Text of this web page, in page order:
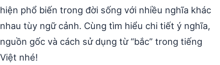
hiện phổ biến trong đời sống với nhiều nghĩa khác
nhau tùy ngữ cảnh. Cùng tìm hiểu chi tiết ý nghĩa,
nguồn gốc và cách sử dụng từ “bắc” trong tiếng
Việt nhé!